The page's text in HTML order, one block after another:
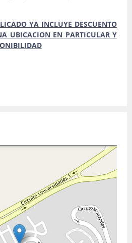
YA INCLUYE DESCUENTO
UBICACION EN PARTICULAR Y